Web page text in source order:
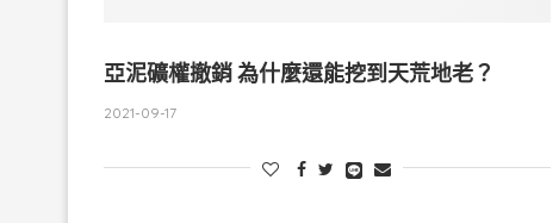
亞泥礦權撤銷 為什麼還能挖到天荒地老？
2021-09-17